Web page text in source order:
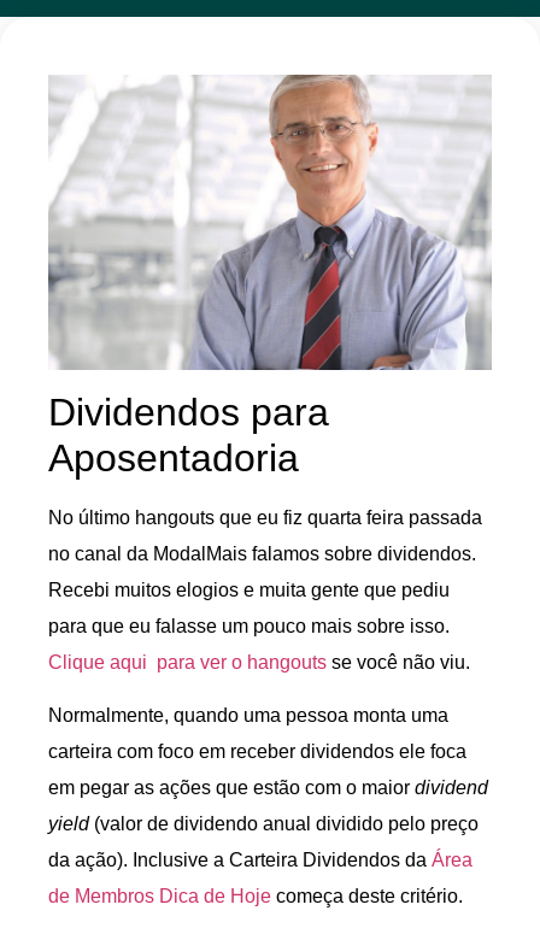
Dividendos para
Aposentadoria
No último hangouts que eu fiz quarta feira passada
no canal da ModalMais falamos sobre dividendos.
Recebi muitos elogios e muita gente que pediu
para que eu falasse um pouco mais sobre isso.
Clique aqui para ver o hangouts se você não viu.
Normalmente, quando uma pessoa monta uma
carteira com foco em receber dividendos ele foca
em pegar as ações que estão com o maior dividend
yield(valor de dividendo anual dividido pelo preço
da ação). Inclusive a Carteira Dividendos da Área
de Membros Dica de Hoje começa deste critério.